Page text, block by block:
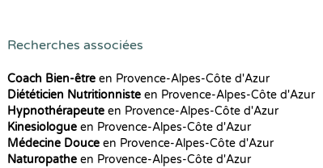
Recherches associées
Coach Bien-être en Provence-Alpes-Côte d'Azur
Diététicien Nutritionniste en Provence-Alpes-Côte d'Azur
Hypnothérapeute en Provence-Alpes-Côte d'Azur
Kinesiologue en Provence-Alpes-Côte d'Azur
Médecine Douce en Provence-Alpes-Côte d'Azur
Naturopathe en Provence-Alpes-Côte d'Azur